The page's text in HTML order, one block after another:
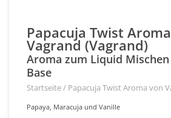
Papacuja Twist
Vagrand (Vagrand)
Aroma zum Liquid
Base
Startseite/ Papacuja Twist Aroma von
Papaya, Maracuja und Vanille